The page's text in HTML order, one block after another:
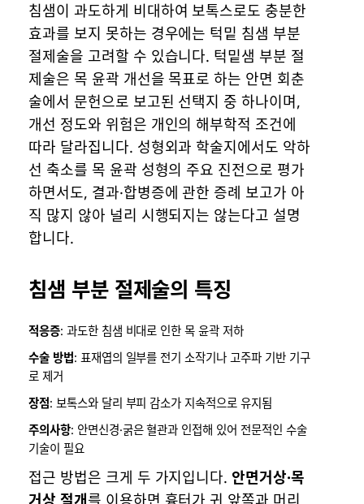
침샘이 과도하게 비대하여 보톡스로도 충분한
효과를 보지 못하는 경우에는 턱밑 침샘 부분
절제술을 고려할 수 있습니다. 턱밑샘 부분 절
제술은 목 윤곽 개선을 목표로 하는 안면 회춘
술에서 문헌으로 보고된 선택지 중 하나이며,
개선 정도와 위험은 개인의 해부학적 조건에
따라 달라집니다. 성형외과 학술지에서도 악하
선 축소를 목 윤곽 성형의 주요 진전으로 평가
하면서도, 결과·합병증에 관한 증례 보고가 아
직 많지 않아 널리 시행되지는 않는다고 설명
합니다.
침샘 부분 절제술의 특징
적응증: 과도한 침샘 비대로 인한 목 윤곽 저하
수술 방법: 표재엽의 일부를 전기 소작기나 고주파 기반 기구
로 제거
장점: 보톡스와 달리 부피 감소가 지속적으로 유지됨
주의사항: 안면신경·굵은 혈관과 인접해 있어 전문적인 수술
기술이 필요
접근 방법은 크게 두 가지입니다. 안면거상·목
거상 절개를 이용하면 흉터가 귀 앞쪽과 머리